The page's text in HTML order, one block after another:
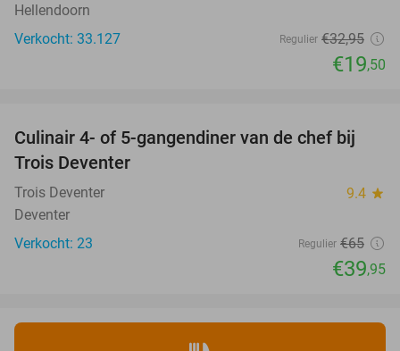
Hellendoorn
Verkocht: 33.127
Regulier €32,95
€19,50
39%
TODAY
Culinair 4- of 5-gangendiner van de chef bij
Trois Deventer
Trois Deventer 9.4 star
Deventer
Verkocht: 23
Regulier €65
€39,95